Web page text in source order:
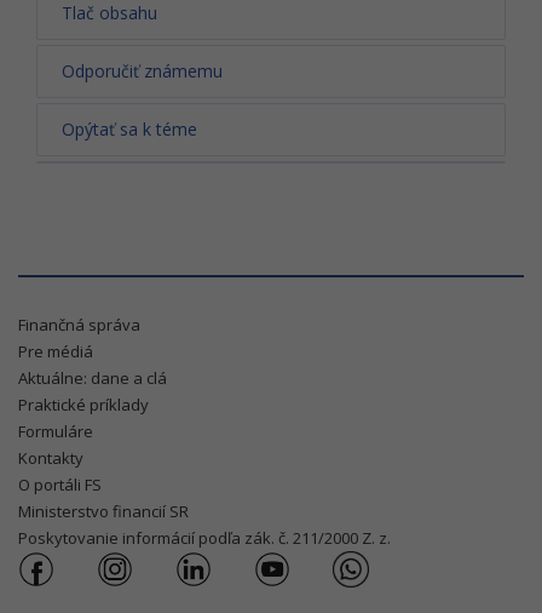
Tlač obsahu
Odporučiť známemu
Opýtať sa k téme
Finančná správa
Pre médiá
Aktuálne: dane a clá
Praktické príklady
Formuláre
Kontakty
O portáli FS
Ministerstvo financií SR
Poskytovanie informácií podľa zák. č. 211/2000 Z. z.